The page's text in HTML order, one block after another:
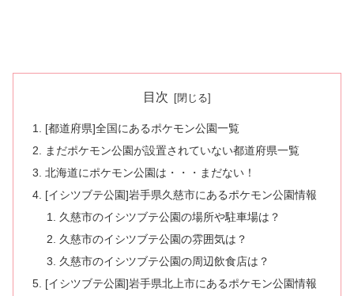
目次
[都道府県]全国にあるポケモン公園一覧
まだポケモン公園が設置されていない都道府県一覧
北海道にポケモン公園は・・・まだない！
[イシツブテ公園]岩手県久慈市にあるポケモン公園情報
久慈市のイシツブテ公園の場所や駐車場は？
久慈市のイシツブテ公園の雰囲気は？
久慈市のイシツブテ公園の周辺飲食店は？
[イシツブテ公園]岩手県北上市にあるポケモン公園情報